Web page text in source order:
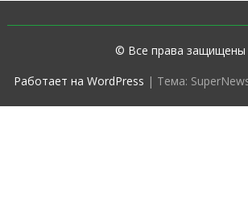
в
© Все права защищены
Работает на WordPress | Тема: